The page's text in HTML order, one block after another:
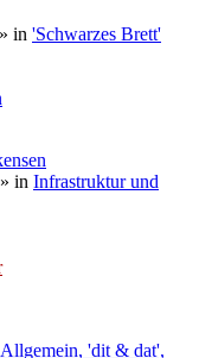
in 'Schwarzes Brett'
in Infrastruktur und
Allgemein, 'dit & dat',